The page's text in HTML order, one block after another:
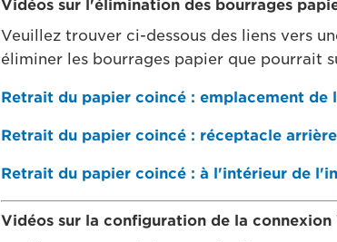
Vidéos sur l'élimination des bourrages
Veuillez trouver ci-dessous des liens vers
éliminer les bourrages papier que pourrait
Retrait du papier coincé : emplacement de
Retrait du papier coincé : réceptacle arrière
Retrait du papier coincé : à l'intérieur de
Vidéos sur la configuration de la connexion